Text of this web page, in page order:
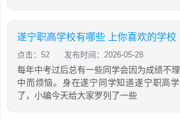
遂宁职高学校有哪些 上你喜欢的学校
点击：52 发布时间：2026-05-28
每年中考过后总有一些同学会因为成绩不
中而烦恼。身在遂宁同学知道遂宁职高
了，小编今天给大家罗列了一些